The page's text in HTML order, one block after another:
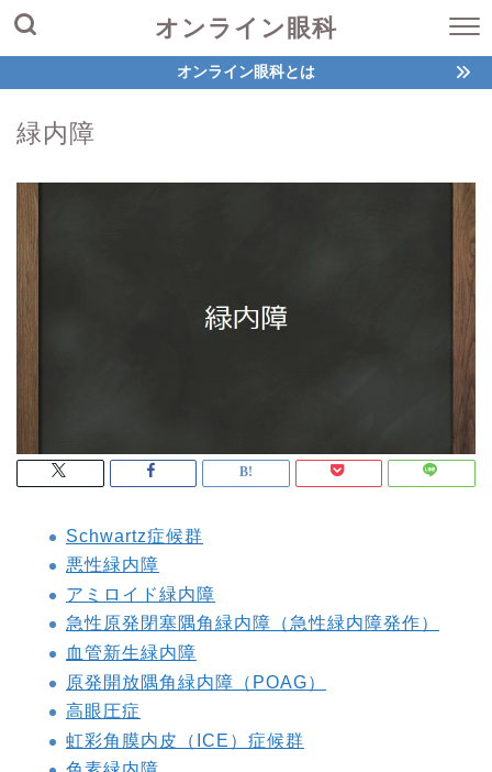
オンライン眼科
オンライン眼科とは
緑内障
Schwartz症候群
悪性緑内障
アミロイド緑内障
急性原発閉塞隅角緑内障（急性緑内障発作）
血管新生緑内障
原発開放隅角緑内障（POAG）
高眼圧症
虹彩角膜内皮（ICE）症候群